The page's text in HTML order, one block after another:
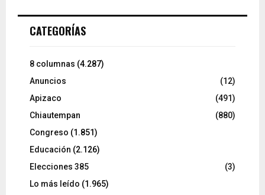
CATEGORÍAS
8 columnas (4.287)
Anuncios
(12)
Apizaco
(491)
Chiautempan
(880)
Congreso (1.851)
Educación (2.126)
Elecciones 385
(3)
Lo más leído (1.965)